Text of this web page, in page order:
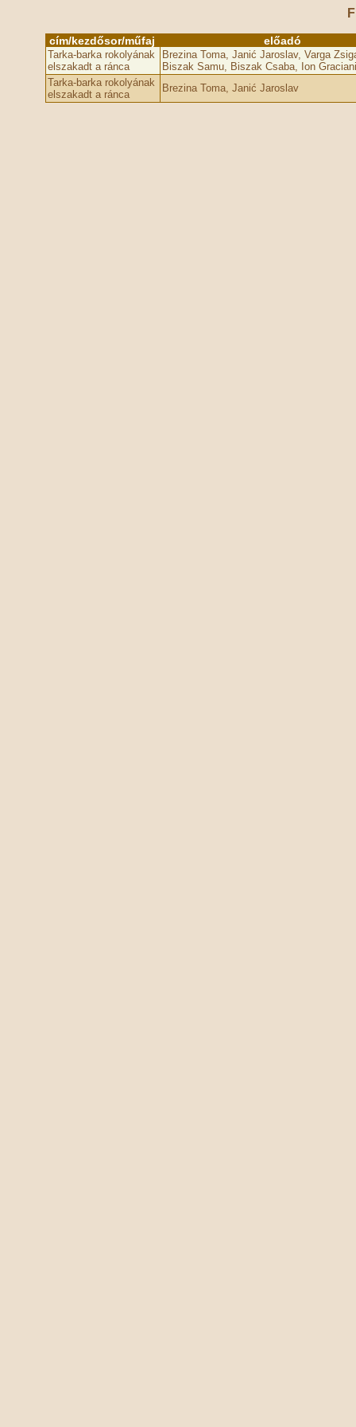
cím/kezdősor/műfaj előadó
Tarka-barka rokolyának
elszakadt a ránca
Brezina Toma, Janić Jaroslav, Varga
Biszak Samu, Biszak Csaba, Ion Graciani
Tarka-barka rokolyának
elszakadt a ránca
Brezina Toma, Janić Jaroslav